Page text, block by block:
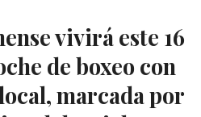
vivirá este 16
de boxeo con
marcada por